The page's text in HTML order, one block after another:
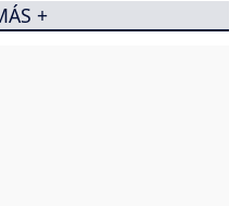
+